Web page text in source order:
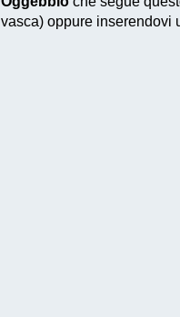
vasca) oppure inserendovi